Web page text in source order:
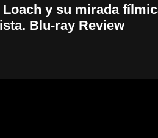
y su mirada
Blu-ray Review